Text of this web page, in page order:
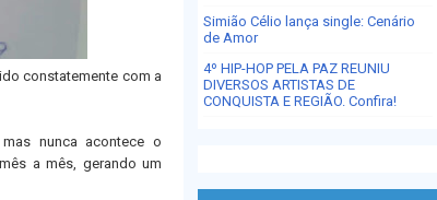
constatemente com a
nunca acontece o
a mês, gerando um
Simião Célio lança single: Cenário
de Amor
4º HIP-HOP PELA PAZ REUNIU
DIVERSOS ARTISTAS DE
CONQUISTA E REGIÃO. Confira!